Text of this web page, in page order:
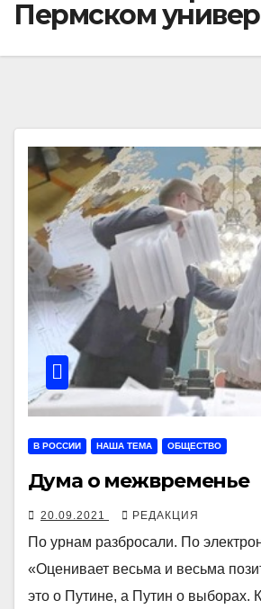
Пермском
В РОССИИ НАША ТЕМА ОБЩЕСТВО
Дума о межвременье
20.09.2021 РЕДАКЦИЯ
По урнам разбросали. По
«Оценивает весьма и весьма
это о Путине, а Путин о выборах.